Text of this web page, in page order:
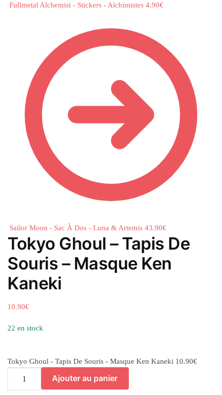
Fullmetal Alchemist - Stickers - Alchimistes 4.90€
Sailor Moon - Sac À Dos - Luna & Artemis 43.90€
Tokyo Ghoul – Tapis De
Souris – Masque Ken
Kaneki
10.90€
22 en stock
Tokyo Ghoul - Tapis De Souris - Masque Ken Kaneki 10.90€
Ajouter au panier